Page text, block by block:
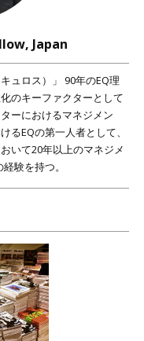
Japan
ュロス）」 90年のEQ理
のキーファクターとして
ーにおけるマネジメン
るEQの第一人者として、
いて20年以上のマネジメ
験を持つ。